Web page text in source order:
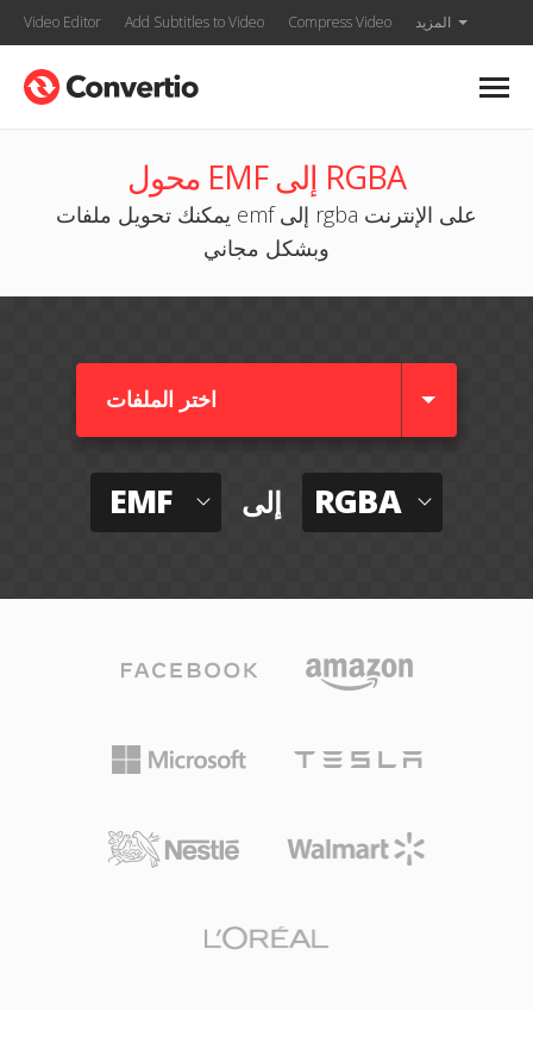
Video Editor Add Subtitles to Video Compress Video المزيد
محول EMF إلى RGBA
يمكنك تحويل ملفات emf إلى rgba على الإنترنت
وبشكل مجاني
اختر الملفات
EMF إلى RGBA